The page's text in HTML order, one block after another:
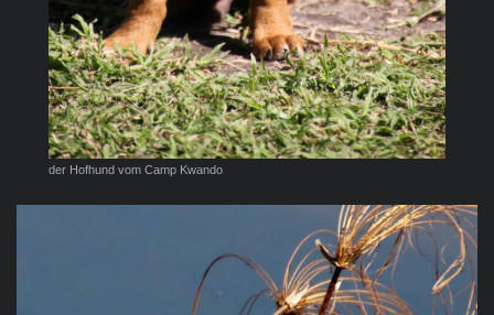
der Hofhund vom Camp Kwando